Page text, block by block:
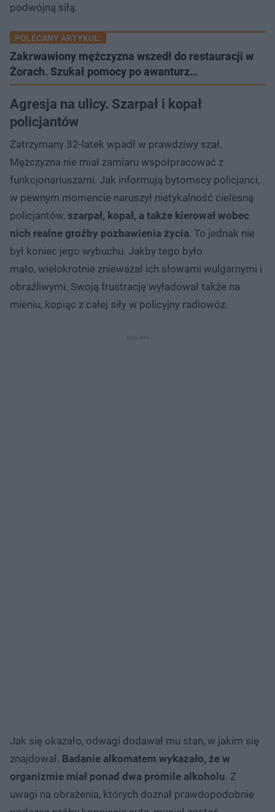
podwójną siłą.
POLECANY ARTYKUŁ:
Zakrwawiony mężczyzna wszedł do restauracji w
Żorach. Szukał pomocy po awanturz…
Agresja na ulicy. Szarpał i kopał
policjantów
Zatrzymany 32-latek wpadł w prawdziwy szał.
Mężczyzna nie miał zamiaru współpracować z
funkcjonariuszami. Jak informują bytomscy policjanci,
w pewnym momencie naruszył nietykalność cielesną
policjantów, szarpał, kopał, a także kierował wobec
nich realne groźby pozbawienia życia. To jednak nie
był koniec jego wybuchu. Jakby tego było
mało, wielokrotnie znieważał ich słowami wulgarnymi i
obraźliwymi. Swoją frustrację wyładował także na
mieniu, kopiąc z całej siły w policyjny radiowóz.
Jak się okazało, odwagi dodawał mu stan, w jakim się
znajdował. Badanie alkomatem wykazało, że w
organizmie miał ponad dwa promile alkoholu. Z
uwagi na obrażenia, których doznał prawdopodobnie